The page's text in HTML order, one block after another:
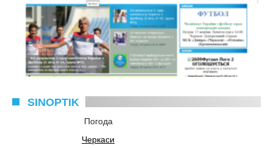
SINOPTIK
Погода
Черкаси